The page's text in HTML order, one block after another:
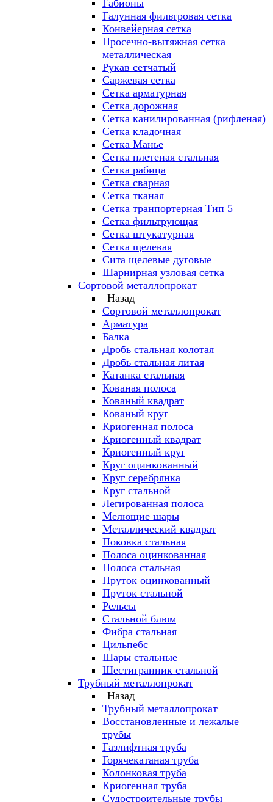
Габионы
Галунная фильтровая сетка
Конвейерная сетка
Просечно-вытяжная сетка
металлическая
Рукав сетчатый
Саржевая сетка
Сетка арматурная
Сетка дорожная
Сетка канилированная (рифленая)
Сетка кладочная
Сетка Манье
Сетка плетеная стальная
Сетка рабица
Сетка сварная
Сетка тканая
Сетка транпортерная Тип 5
Сетка фильтрующая
Сетка штукатурная
Сетка щелевая
Сита щелевые дуговые
Шарнирная узловая сетка
Сортовой металлопрокат
Назад
Сортовой металлопрокат
Арматура
Балка
Дробь стальная колотая
Дробь стальная литая
Катанка стальная
Кованая полоса
Кованый квадрат
Кованый круг
Криогенная полоса
Криогенный квадрат
Криогенный круг
Круг оцинкованный
Круг серебрянка
Круг стальной
Легированная полоса
Мелющие шары
Металлический квадрат
Поковка стальная
Полоса оцинкованная
Полоса стальная
Пруток оцинкованный
Пруток стальной
Рельсы
Стальной блюм
Фибра стальная
Цильпебс
Шары стальные
Шестигранник стальной
Трубный металлопрокат
Назад
Трубный металлопрокат
Восстановленные и лежалые
трубы
Газлифтная труба
Горячекатаная труба
Колонковая труба
Криогенная труба
Судостроительные трубы